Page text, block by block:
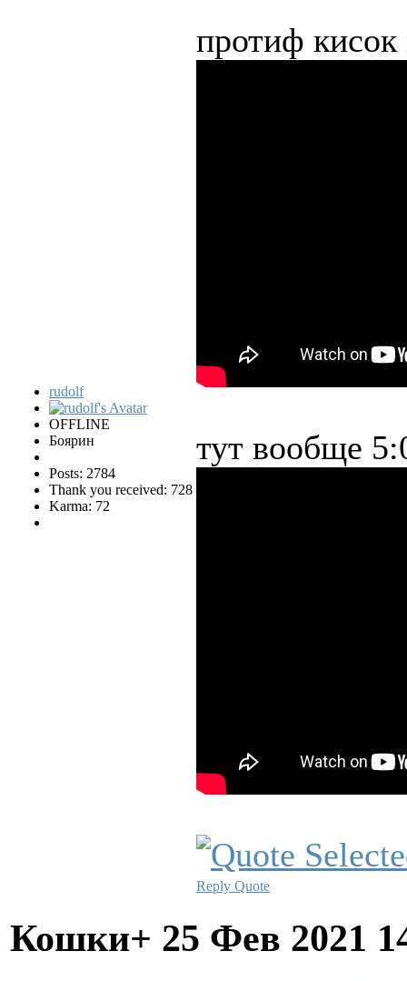
rudolf
OFFLINE
Боярин
Posts: 2784
Thank you received: 728
Karma: 72
протиф кисок
тут вообще
Reply Quote
Кошки+ 25 Фев 2021